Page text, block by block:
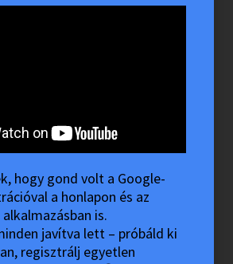
tovább iszol, a
súlyosabb lesz, soha
az ivásod
otthon?
hogy gond volt a Google-
a honlapon és az
alkalmazásban is.
javítva lett – próbáld ki
regisztrálj egyetlen